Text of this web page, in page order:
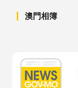
澳門相簿